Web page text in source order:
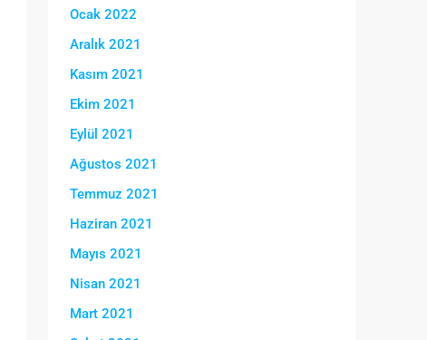
Ocak 2022
Aralık 2021
Kasım 2021
Ekim 2021
Eylül 2021
Ağustos 2021
Temmuz 2021
Haziran 2021
Mayıs 2021
Nisan 2021
Mart 2021